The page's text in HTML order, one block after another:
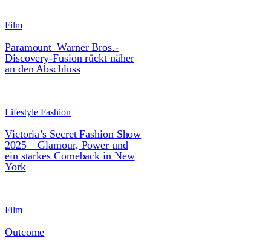
Film
Paramount–Warner Bros.-
Discovery-Fusion rückt näher
an den Abschluss
Lifestyle Fashion
Victoria’s Secret Fashion Show
2025 – Glamour, Power und
ein starkes Comeback in New
York
Film
Outcome